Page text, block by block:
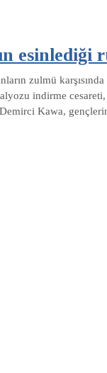
esinlediği
zulmü
indirme
Kawa,